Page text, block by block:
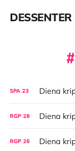
DESSENTER
SPA 23
RGP 28
RGP 26